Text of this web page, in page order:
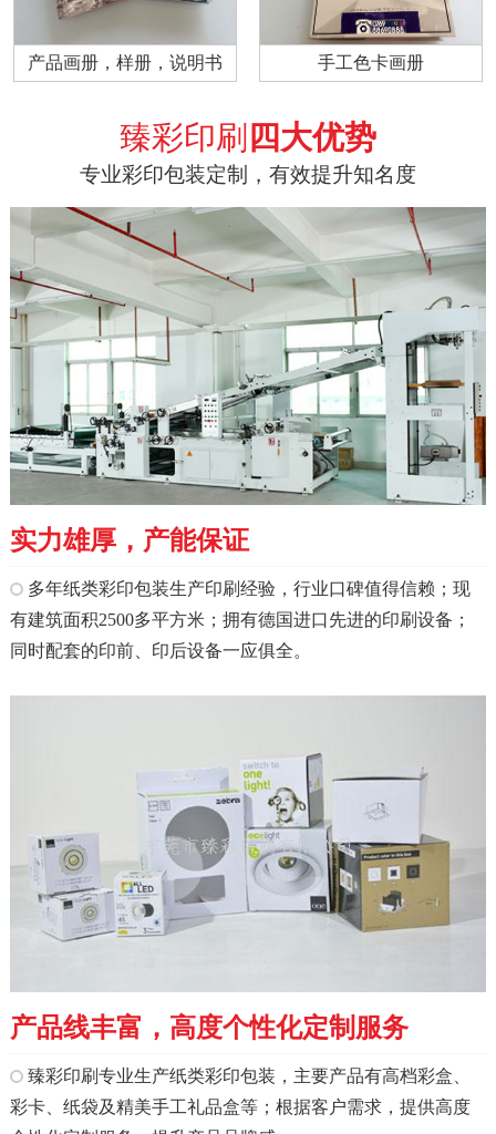
产品画册，样册，说明书 手工色卡画册
臻彩印刷 四大优势
专业彩印包装定制，有效提升知名度
实力雄厚，产能保证
多年纸类彩印包装生产印刷经验，行业口碑值得信赖；现
有建筑面积2500多平方米；拥有德国进口先进的印刷设备；
同时配套的印前、印后设备一应俱全。
产品线丰富，高度个性化定制服务
臻彩印刷专业生产纸类彩印包装，主要产品有高档彩盒、
彩卡、纸袋及精美手工礼品盒等；根据客户需求，提供高度